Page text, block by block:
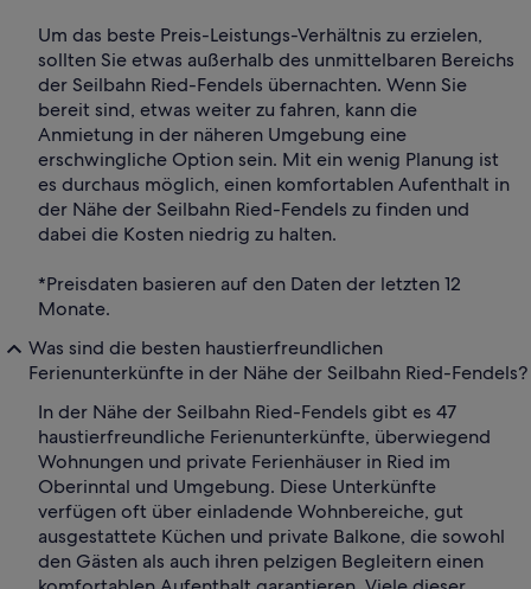
Um das beste Preis-Leistungs-Verhältnis zu erzielen,
sollten Sie etwas außerhalb des unmittelbaren Bereichs
der Seilbahn Ried-Fendels übernachten. Wenn Sie
bereit sind, etwas weiter zu fahren, kann die
Anmietung in der näheren Umgebung eine
erschwingliche Option sein. Mit ein wenig Planung ist
es durchaus möglich, einen komfortablen Aufenthalt in
der Nähe der Seilbahn Ried-Fendels zu finden und
dabei die Kosten niedrig zu halten.
*Preisdaten basieren auf den Daten der letzten 12
Monate.
Was sind die besten haustierfreundlichen
Ferienunterkünfte in der Nähe der Seilbahn Ried-Fendels?
In der Nähe der Seilbahn Ried-Fendels gibt es 47
haustierfreundliche Ferienunterkünfte, überwiegend
Wohnungen und private Ferienhäuser in Ried im
Oberinntal und Umgebung. Diese Unterkünfte
verfügen oft über einladende Wohnbereiche, gut
ausgestattete Küchen und private Balkone, die sowohl
den Gästen als auch ihren pelzigen Begleitern einen